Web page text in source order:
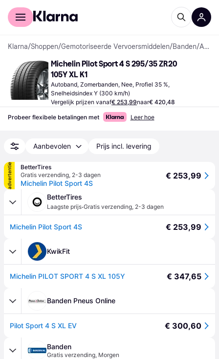
Voor shoppers
Klarna/Shoppen/Gemotoriseerde Vervoersmiddelen/Banden/ Autobanden
Michelin Pilot Sport 4 S 295/35 ZR20
105Y XL K1
Autoband, Zomerbanden, Nee, Profiel 35 %,
Snelheidsindex Y (300 km/h)
Vergelijk prijzen vanaf€ 253,99naar€ 420,48
Probeer flexibele betalingen met Leer hoe
Aanbevolen Prijs incl. levering
advertentie
BetterTires
Gratis verzending, 2-3 dagen
Michelin Pilot Sport 4S
€ 253,99
BetterTires
Laagste prijs·Gratis verzending, 2-3 dagen
Michelin Pilot Sport 4S € 253,99
KwikFit
Michelin PILOT SPORT 4 S XL 105Y € 347,65
Banden Pneus Online
Pilot Sport 4 S XL EV € 300,60
Banden
Gratis verzending, Morgen